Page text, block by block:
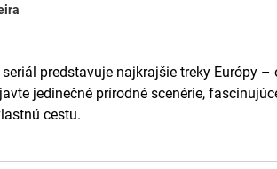
predstavuje najkrajšie treky Európy –
jedinečné prírodné scenérie,
cestu.